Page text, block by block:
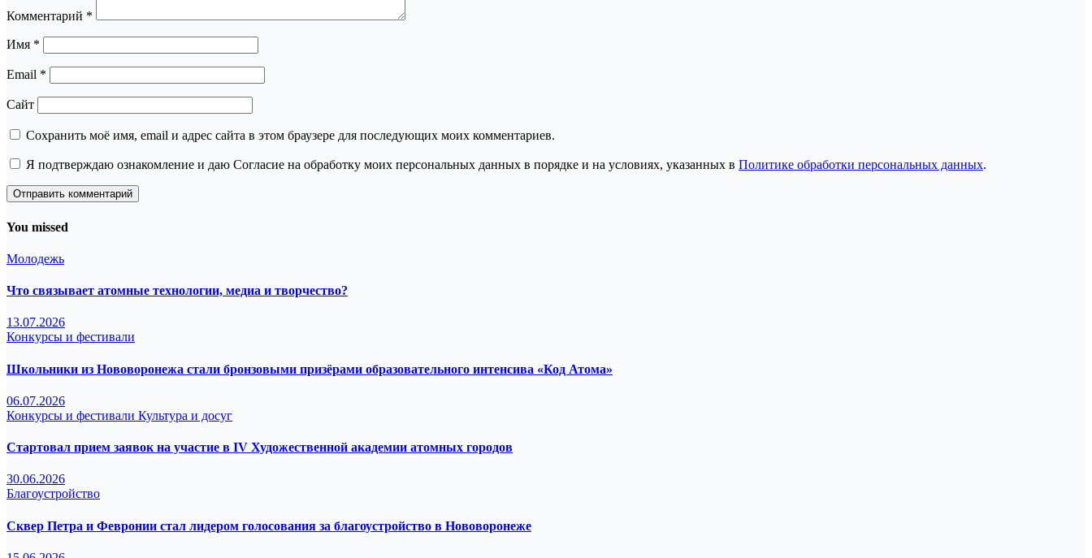
Комментарий *
Имя *
Email *
Сайт
Сохранить моё имя, email и адрес сайта в этом браузере для последующих моих комментариев.
Я подтверждаю ознакомление и даю Согласие на обработку моих персональных данных в порядке и на условиях, указанных в Политике обработки персональных данных.
You missed
Молодежь
Что связывает атомные технологии, медиа и творчество?
13.07.2026
Конкурсы и фестивали
Школьники из Нововоронежа стали бронзовыми призёрами образовательного интенсива «Код Атома»
06.07.2026
Конкурсы и фестивали Культура и досуг
Стартовал прием заявок на участие в IV Художественной академии атомных городов
30.06.2026
Благоустройство
Сквер Петра и Февронии стал лидером голосования за благоустройство в Нововоронеже